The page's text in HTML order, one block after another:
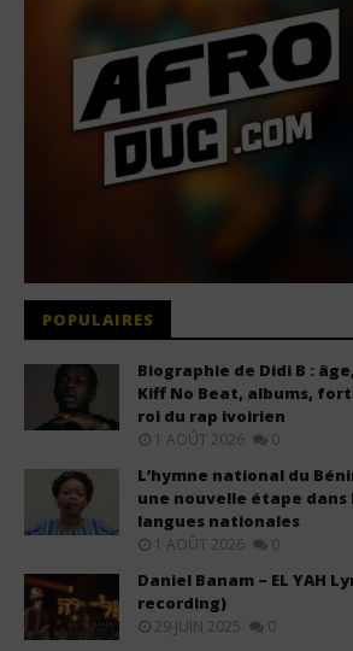
POPULAIRES
Biographie de Didi B :
Kiff No Beat, albums,
roi du rap ivoirien
1 AOÛT 2026 0
L’hymne national du
une nouvelle étape
langues nationales
1 AOÛT 2026 0
Daniel Banam – EL YAH
recording)
29 JUIN 2025 0